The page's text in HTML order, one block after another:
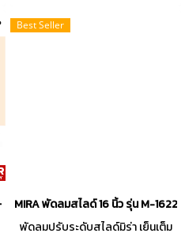
HFA-316S คละสี
Best Seller
MIRA พัดลมสไลด์ 16 นิ้ว รุ่น M-1622
พัดลมปรับระดับสไลด์มิร่า เย็นเต็ม